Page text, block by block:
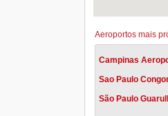
Aeroportos mais
Campinas
Sao Paulo
São Paulo